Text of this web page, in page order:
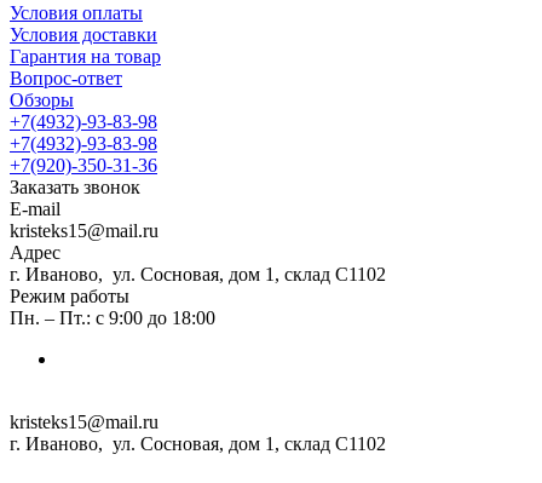
Условия оплаты
Условия доставки
Гарантия на товар
Вопрос-ответ
Обзоры
+7(4932)-93-83-98
+7(4932)-93-83-98
+7(920)-350-31-36
Заказать звонок
E-mail
kristeks15@mail.ru
Адрес
г. Иваново, ул. Сосновая, дом 1, склад С1102
Режим работы
Пн. – Пт.: с 9:00 до 18:00
kristeks15@mail.ru
г. Иваново, ул. Сосновая, дом 1, склад С1102